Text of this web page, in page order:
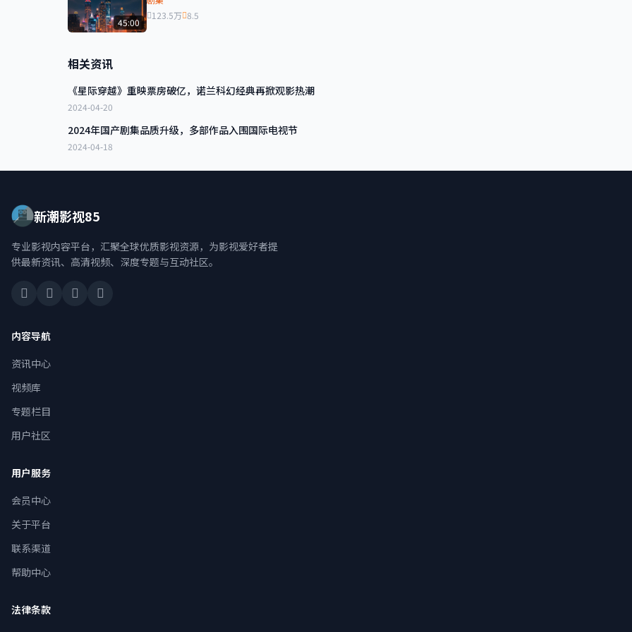
45:00
123.5万 8.5
相关资讯
《星际穿越》重映票房破亿，诺兰科幻经典再掀观影热潮
2024-04-20
2024年国产剧集品质升级，多部作品入围国际电视节
2024-04-18
新潮影视85
专业影视内容平台，汇聚全球优质影视资源，为影视爱好者提
供最新资讯、高清视频、深度专题与互动社区。
内容导航
资讯中心
视频库
专题栏目
用户社区
用户服务
会员中心
关于平台
联系渠道
帮助中心
法律条款